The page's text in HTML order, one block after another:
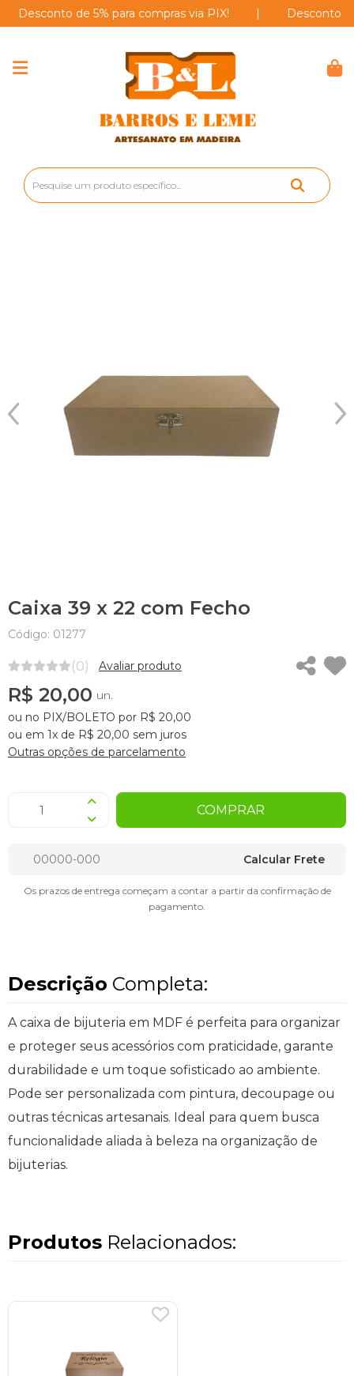
de 5% para compras via PIX! Desconto de
Caixa 39 x 22 com Fecho
Código: 01277
(0) Avaliar produto
R$ 20,00 un.
ou no PIX/BOLETO por R$ 20,00
ou em 1x de R$ 20,00 sem juros
Outras opções de parcelamento
COMPRAR
Calcular Frete
Os prazos de entrega começam a contar a partir da confirmação de
pagamento.
Descrição Completa:
A caixa de bijuteria em MDF é perfeita para organizar
e proteger seus acessórios com praticidade, garante
durabilidade e um toque sofisticado ao ambiente.
Pode ser personalizada com pintura, decoupage ou
outras técnicas artesanais. Ideal para quem busca
funcionalidade aliada à beleza na organização de
bijuterias.
Produtos Relacionados: